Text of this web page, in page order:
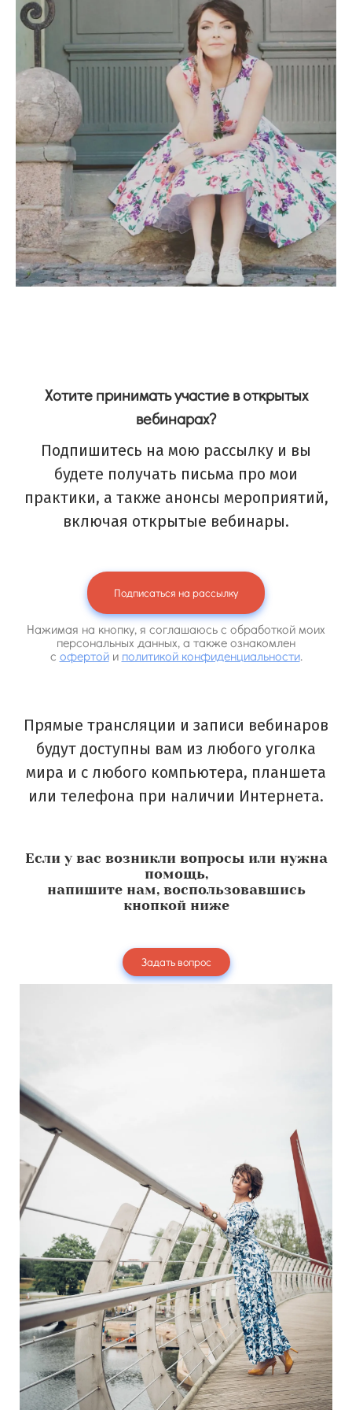
Хотите принимать участие в открытых
вебинарах?
Подпишитесь на мою рассылку и вы
будете получать письма про мои
практики, а также анонсы мероприятий,
включая открытые вебинары.
Подписаться на рассылку
Нажимая на кнопку, я соглашаюсь с обработкой моих
персональных данных, а также ознакомлен
с офертой и политикой конфиденциальности.
Прямые трансляции и записи вебинаров
будут доступны вам из любого уголка
мира и с любого компьютера, планшета
или телефона при наличии Интернета.
Если у вас возникли вопросы или нужна
помощь,
напишите нам, воспользовавшись
кнопкой ниже
Задать вопрос